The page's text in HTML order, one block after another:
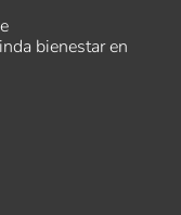
bienestar en